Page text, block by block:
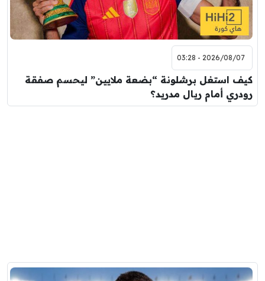
2026/08/07 - 03:28
كيف استغل برشلونة “بضعة ملايين” ليحسم صفقة
رودري أمام ريال مدريد؟